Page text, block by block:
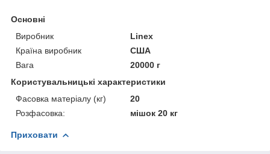
Основні
Виробник
Linex
Країна виробник
США
Вага
20000 г
Користувальницькі характеристики
Фасовка матеріалу (кг)
20
Розфасовка:
мішок 20 кг
Приховати